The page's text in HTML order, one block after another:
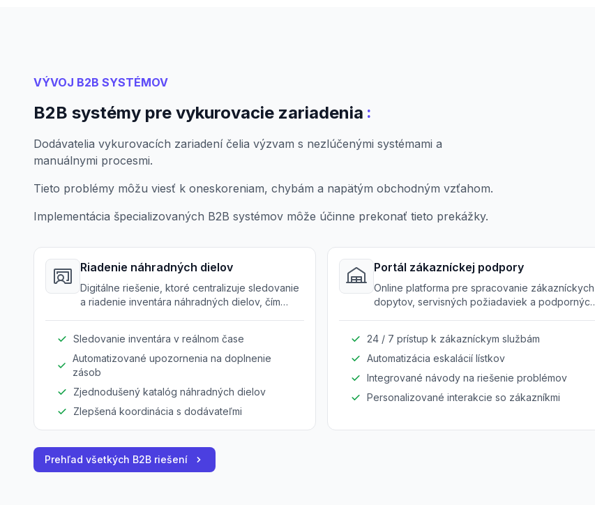
VÝVOJ B2B SYSTÉMOV
B2B systémy pre vykurovacie zariadenia :
Dodávatelia vykurovacích zariadení čelia výzvam s nezlúčenými systémami a
manuálnymi procesmi.
Tieto problémy môžu viesť k oneskoreniam, chybám a napätým obchodným vzťahom.
Implementácia špecializovaných B2B systémov môže účinne prekonať tieto prekážky.
Riadenie náhradných dielov
Digitálne riešenie, ktoré centralizuje sledovanie
a riadenie inventára náhradných dielov, čím
Sledovanie inventára v reálnom čase
Automatizované upozornenia na doplnenie
zásob
Zjednodušený katalóg náhradných dielov
Zlepšená koordinácia s dodávateľmi
Portál zákazníckej podpory
Online platforma pre spracovanie zákazníckych
dopytov, servisných požiadaviek a podporných
24 / 7 prístup k zákazníckym službám
Automatizácia eskalácií lístkov
Integrované návody na riešenie problémov
Personalizované interakcie so zákazníkmi
Prehľad všetkých B2B riešení